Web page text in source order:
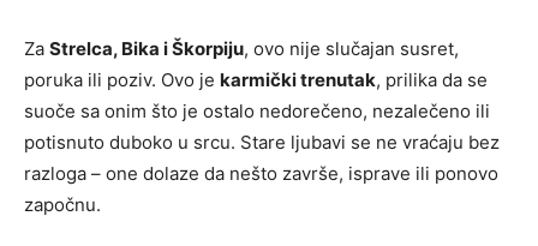
Za Strelca, Bika i Škorpiju, ovo nije slučajan susret,
poruka ili poziv. Ovo je karmički trenutak, prilika da se
suoče sa onim što je ostalo nedorečeno, nezalečeno ili
potisnuto duboko u srcu. Stare ljubavi se ne vraćaju bez
razloga – one dolaze da nešto završe, isprave ili ponovo
započnu.